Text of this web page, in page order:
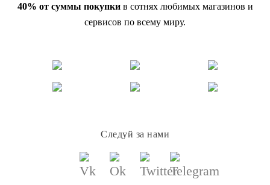
40% от суммы покупкив сотнях любимых магазинов и
сервисов по всему миру.
Следуй за нами